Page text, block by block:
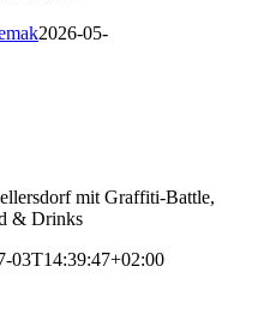
2026-05-
mit Graffiti-Battle,
& Drinks
03T14:39:47+02:00